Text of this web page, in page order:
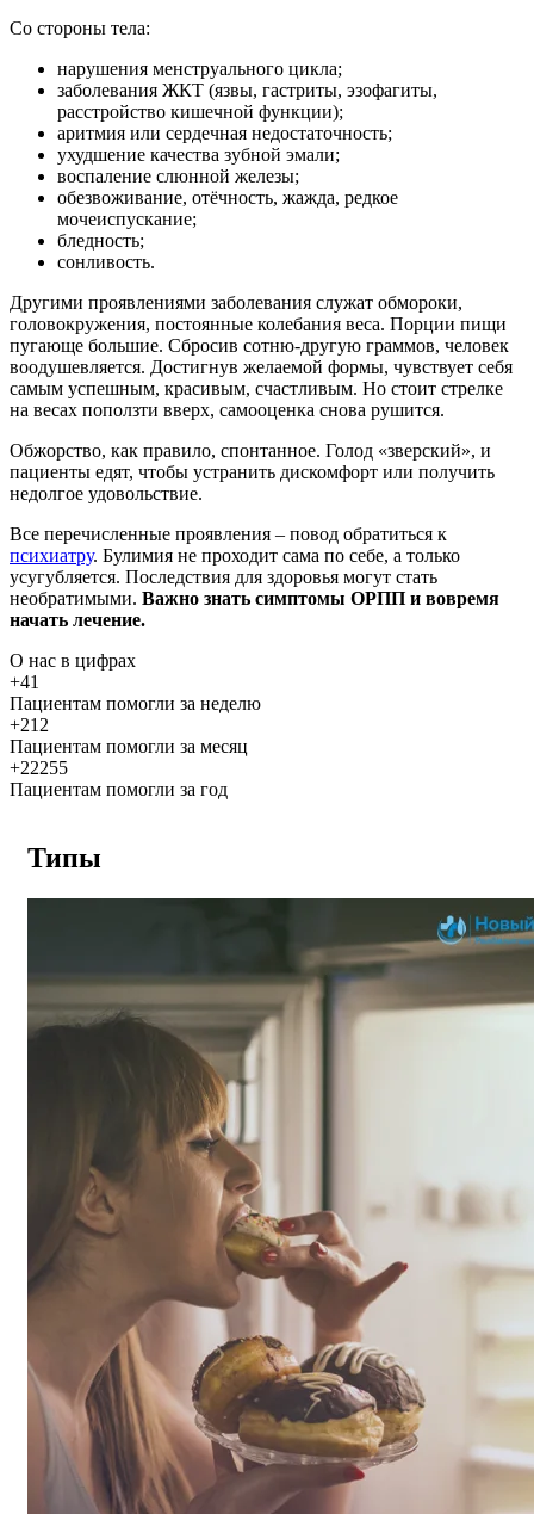
Со стороны тела:
нарушения менструального цикла;
заболевания ЖКТ (язвы, гастриты, эзофагиты,
расстройство кишечной функции);
аритмия или сердечная недостаточность;
ухудшение качества зубной эмали;
воспаление слюнной железы;
обезвоживание, отёчность, жажда, редкое
мочеиспускание;
бледность;
сонливость.
Другими проявлениями заболевания служат обмороки,
головокружения, постоянные колебания веса. Порции пищи
пугающе большие. Сбросив сотню-другую граммов, человек
воодушевляется. Достигнув желаемой формы, чувствует себя
самым успешным, красивым, счастливым. Но стоит стрелке
на весах поползти вверх, самооценка снова рушится.
Обжорство, как правило, спонтанное. Голод «зверский», и
пациенты едят, чтобы устранить дискомфорт или получить
недолгое удовольствие.
Все перечисленные проявления – повод обратиться к
психиатру. Булимия не проходит сама по себе, а только
усугубляется. Последствия для здоровья могут стать
необратимыми. Важно знать симптомы ОРПП и вовремя
начать лечение.
О нас в цифрах
+41
Пациентам помогли за неделю
+212
Пациентам помогли за месяц
+22255
Пациентам помогли за год
Типы